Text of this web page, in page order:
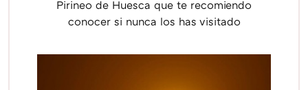
Pirineo de Huesca que te recomiendo
conocer si nunca los has visitado